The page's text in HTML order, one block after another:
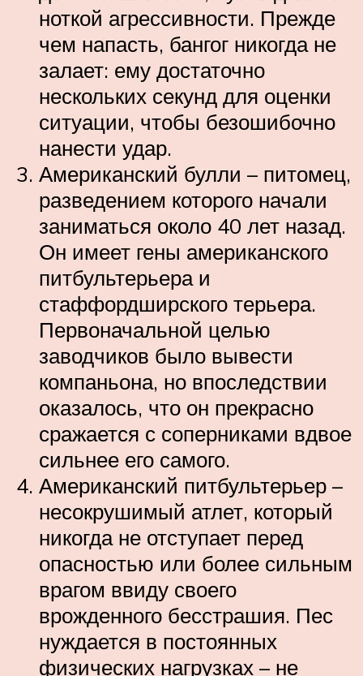
ноткой агрессивности. Прежде
чем напасть, бангог никогда не
залает: ему достаточно
нескольких секунд для оценки
ситуации, чтобы безошибочно
нанести удар.
Американский булли – питомец,
разведением которого начали
заниматься около 40 лет назад.
Он имеет гены американского
питбультерьера и
стаффордширского терьера.
Первоначальной целью
заводчиков было вывести
компаньона, но впоследствии
оказалось, что он прекрасно
сражается с соперниками вдвое
сильнее его самого.
Американский питбультерьер –
несокрушимый атлет, который
никогда не отступает перед
опасностью или более сильным
врагом ввиду своего
врожденного бесстрашия. Пес
нуждается в постоянных
физических нагрузках – не